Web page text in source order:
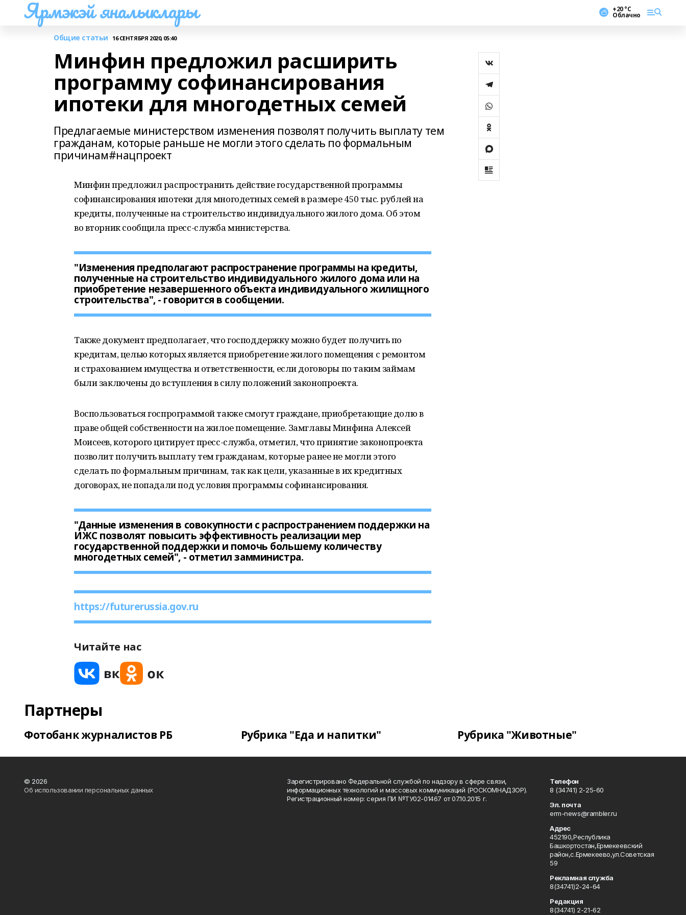
Ярмэкэй яналыклары +20 °С
Облачно
Общие статьи 16 СЕНТЯБРЯ 2020, 05:40
Минфин предложил расширить
программу софинансирования
ипотеки для многодетных семей
Предлагаемые министерством изменения позволят получить выплату тем
гражданам, которые раньше не могли этого сделать по формальным
причинам#нацпроект
Минфин предложил распространить действие государственной программы
софинансирования ипотеки для многодетных семей в размере 450 тыс. рублей на
кредиты, полученные на строительство индивидуального жилого дома. Об этом
во вторник сообщила пресс-служба министерства.
"Изменения предполагают распространение программы на кредиты,
полученные на строительство индивидуального жилого дома или на
приобретение незавершенного объекта индивидуального жилищного
строительства", - говорится в сообщении.
Также документ предполагает, что господдержку можно будет получить по
кредитам, целью которых является приобретение жилого помещения с ремонтом
и страхованием имущества и ответственности, если договоры по таким займам
были заключены до вступления в силу положений законопроекта.
Воспользоваться госпрограммой также смогут граждане, приобретающие долю в
праве общей собственности на жилое помещение. Замглавы Минфина Алексей
Моисеев, которого цитирует пресс-служба, отметил, что принятие законопроекта
позволит получить выплату тем гражданам, которые ранее не могли этого
сделать по формальным причинам, так как цели, указанные в их кредитных
договорах, не попадали под условия программы софинансирования.
"Данные изменения в совокупности с распространением поддержки на
ИЖС позволят повысить эффективность реализации мер
государственной поддержки и помочь большему количеству
многодетных семей", - отметил замминистра.
https://futurerussia.gov.ru
Читайте нас
Партнеры
Фотобанк журналистов РБ Рубрика "Еда и напитки" Рубрика "Животные"
© 2026
Об использовании персональных данных
Зарегистрировано Федеральной службой по надзору в сфере связи,
информационных технологий и массовых коммуникаций (РОСКОМНАДЗОР).
Регистрационный номер: серия ПИ №ТУ02-01467 от 07.10.2015 г.
Телефон
8 (34741) 2-25-60
Эл. почта
erm-news@rambler.ru
Адрес
452190,Республика
Башкортостан,Ермекеевский
район,с.Ермекеево,ул.Советская
59
Рекламная служба
8(34741)2-24-64
Редакция
8(34741) 2-21-62